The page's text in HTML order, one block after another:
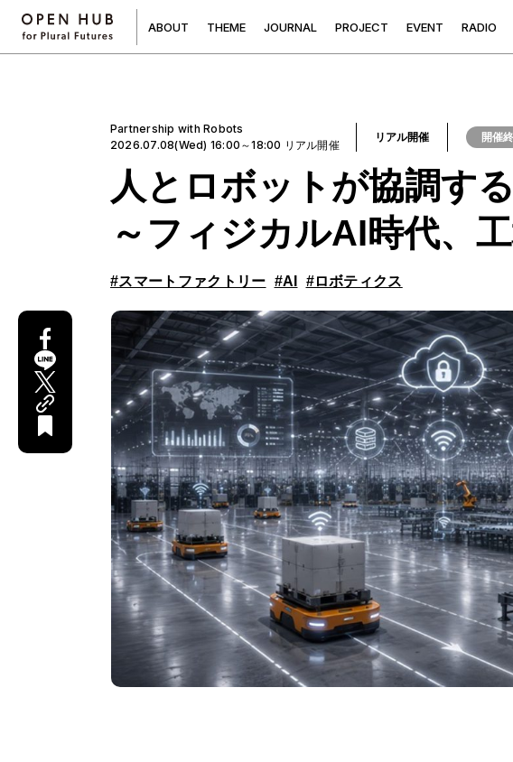
ABOUT THEME JOURNAL PROJECT EVENT RADIO
Partnership with Robots
2026.07.08(Wed) 16:00～18:00 リアル開催
リアル開催 開催
人とロボットが協調す
～フィジカルAI時代、
#スマートファクトリー #AI #ロボティクス